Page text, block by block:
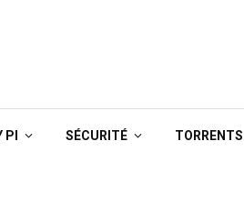
PI SÉCURITÉ TORRENTS